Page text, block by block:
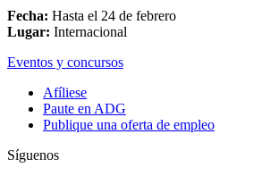
Fecha: Hasta el 24 de febrero
Lugar: Internacional
Eventos y concursos
Afíliese
Paute en ADG
Publique una oferta de empleo
Síguenos